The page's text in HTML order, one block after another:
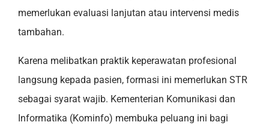
memerlukan evaluasi lanjutan atau intervensi medis
tambahan.
Karena melibatkan praktik keperawatan profesional
langsung kepada pasien, formasi ini memerlukan STR
sebagai syarat wajib. Kementerian Komunikasi dan
Informatika (Kominfo) membuka peluang ini bagi